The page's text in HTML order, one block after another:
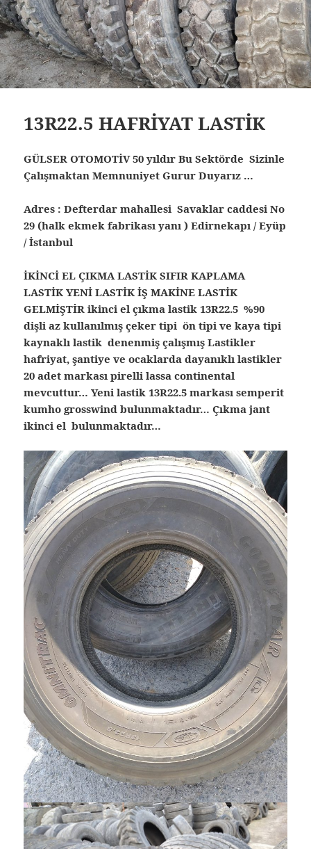
13R22.5 HAFRİYAT LASTİK
GÜLSER OTOMOTİV 50 yıldır Bu Sektörde Sizinle
Çalışmaktan Memnuniyet Gurur Duyarız …
Adres : Defterdar mahallesi Savaklar caddesi No
29 (halk ekmek fabrikası yanı ) Edirnekapı / Eyüp
/ İstanbul
İKİNCİ EL ÇIKMA LASTİK SIFIR KAPLAMA
LASTİK YENİ LASTİK İŞ MAKİNE LASTİK
GELMİŞTİR ikinci el çıkma lastik 13R22.5 %90
dişli az kullanılmış çeker tipi ön tipi ve kaya tipi
kaynaklı lastik denenmiş çalışmış Lastikler
hafriyat, şantiye ve ocaklarda dayanıklı lastikler
20 adet markası pirelli lassa continental
mevcuttur… Yeni lastik 13R22.5 markası semperit
kumho grosswind bulunmaktadır… Çıkma jant
ikinci el bulunmaktadır…